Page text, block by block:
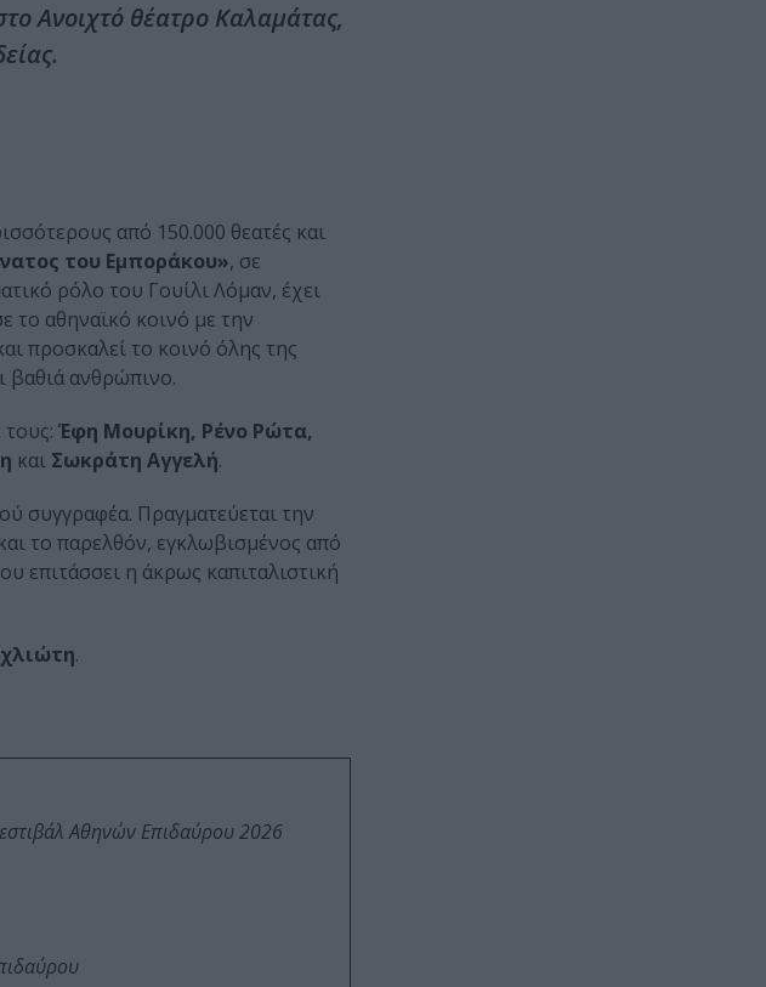
Ανοιχτό θέατρο Καλαμάτας,
από 150.000 θεατές και
του Εμποράκου», σε
ρόλο του Γουίλι Λόμαν, έχει
το αθηναϊκό κοινό με την
προσκαλεί το κοινό όλης της
βαθιά ανθρώπινο.​
Έφη Μουρίκη, Ρένο Ρώτα,
και Σωκράτη Αγγελή.
συγγραφέα. Πραγματεύεται την
το παρελθόν, εγκλωβισμένος από
επιτάσσει η άκρως καπιταλιστική
.
Αθηνών Επιδαύρου 2026